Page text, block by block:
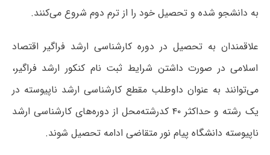
به دانشجو شده و تحصیل خود را از ترم دوم شروع می‌کنند.
علاقمندان به تحصیل در دوره کارشناسی ارشد فراگیر اقتصاد
اسلامی در صورت داشتن شرایط ثبت نام کنکور ارشد فراگیر،
می‌توانند به عنوان داوطلب مقطع کارشناسی ارشد ناپیوسته در
یک رشته و حداکثر ۴۰ کدرشته‌محل از دوره‌های کارشناسی ارشد
ناپیوسته دانشگاه پیام نور متقاضی ادامه تحصیل شوند.